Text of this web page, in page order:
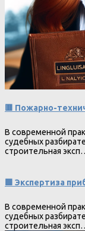
🟥 Пожарно-
В современной
судебных
строительная
🟩 Экспертиза
В современной
судебных
строительная